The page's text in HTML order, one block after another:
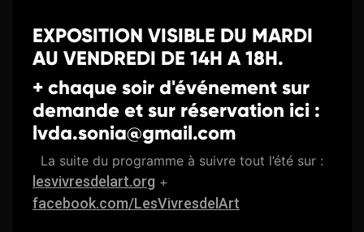
EXPOSITION VISIBLE DU MARDI
AU VENDREDI DE 14H A 18H.
+ chaque soir d'événement sur
demande et sur réservation ici :
lvda.sonia@gmail.com
La suite du programme à suivre tout l’été sur :
lesvivresdelart.org +
facebook.com/LesVivresdelArt